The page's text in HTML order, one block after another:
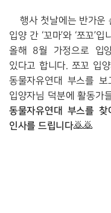
행사 첫날에는 반가운
입양 간 ‘꼬마’와 ‘쪼꼬’
올해 8월 가정으로 입
있다고 합니다. 쪼꼬 입
동물자유연대 부스를
입양자님 덕분에 활동가
동물자유연대 부스를
인사를 드립니다🙇🙇